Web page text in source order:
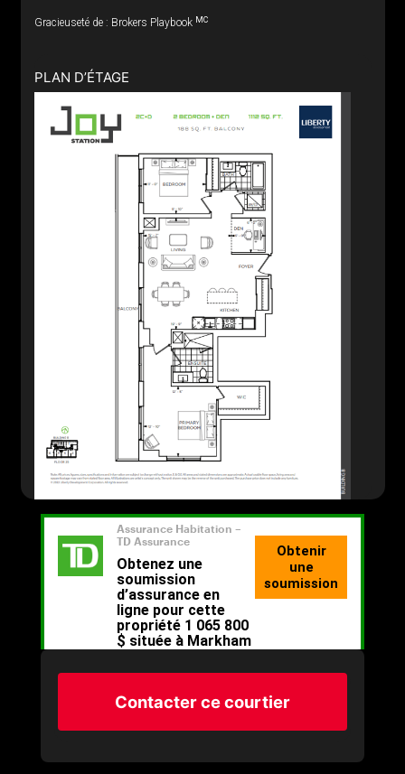
Gracieuseté de : Brokers Playbook MC
PLAN D’ÉTAGE
Contacter ce courtier